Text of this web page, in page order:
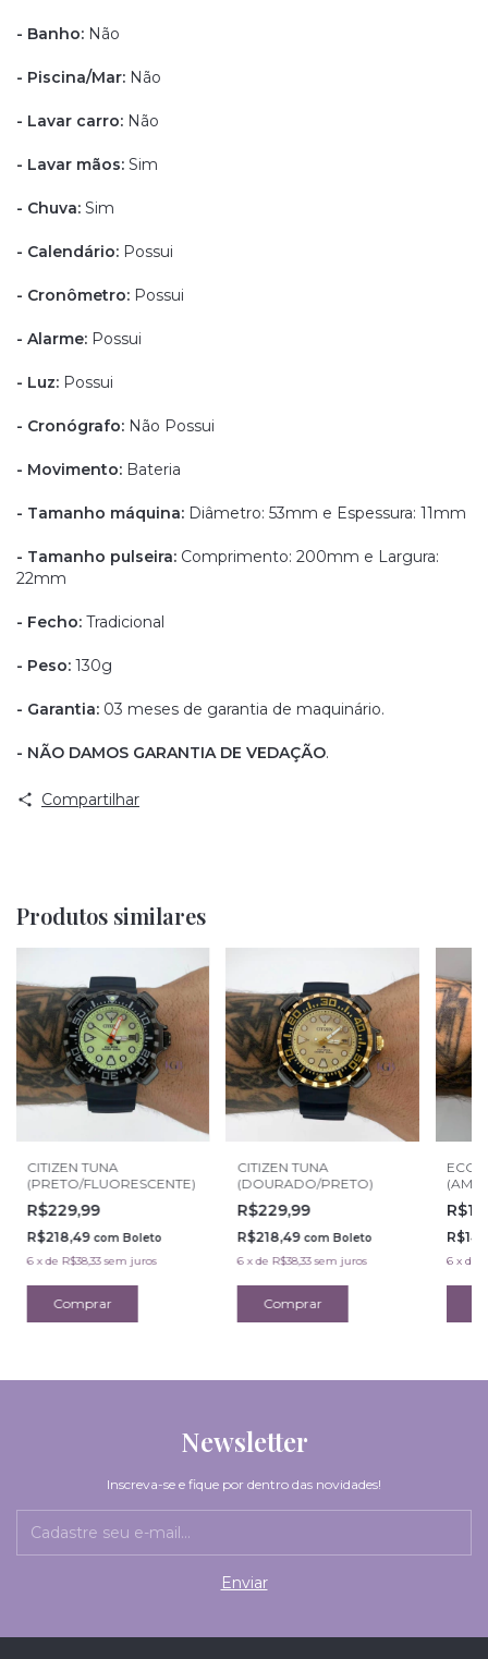
- Banho: Não
- Piscina/Mar: Não
- Lavar carro: Não
- Lavar mãos: Sim
- Chuva: Sim
- Calendário: Possui
- Cronômetro: Possui
- Alarme: Possui
- Luz: Possui
- Cronógrafo: Não Possui
- Movimento: Bateria
- Tamanho máquina: Diâmetro: 53mm e Espessura: 11mm
- Tamanho pulseira: Comprimento: 200mm e Largura:
22mm
- Fecho: Tradicional
- Peso: 130g
- Garantia: 03 meses de garantia de maquinário.
- NÃO DAMOS GARANTIA DE VEDAÇÃO.
Compartilhar
Produtos similares
CITIZEN TUNA
(PRETO/FLUORESCENTE)
R$229,99
R$218,49 com Boleto
6 xde R$38,33 sem juros
CITIZEN TUNA
(DOURADO/PRETO)
R$229,99
R$218,49 com Boleto
6 xde R$38,33 sem juros
ECO
6 x de
Newsletter
Inscreva-se e fique por dentro das novidades!